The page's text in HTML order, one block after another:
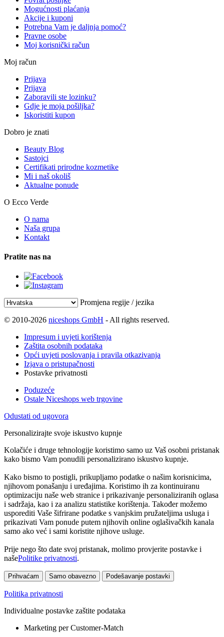
Mogućnosti plaćanja
Akcije i kuponi
Potrebna Vam je daljnja pomoć?
Pravne osobe
Moj korisnički račun
Moj račun
Prijava
Prijava
Zaboravili ste lozinku?
Gdje je moja pošiljka?
Iskoristiti kupon
Dobro je znati
Beauty Blog
Sastojci
Certifikati prirodne kozmetike
Mi i naš okoliš
Aktualne ponude
O Ecco Verde
O nama
Naša grupa
Kontakt
Pratite nas na
Promjena regije / jezika
© 2010-2026 niceshops GmbH - All rights reserved.
Impresum i uvjeti korištenja
Zaštita osobnih podataka
Opći uvjeti poslovanja i pravila otkazivanja
Izjava o pristupačnosti
Postavke privatnosti
Poduzeće
Ostale Niceshops web trgovine
Odustati od ugovora
Personalizirajte svoje iskustvo kupnje
Kolačiće i druge tehnologije koristimo samo uz Vaš osobni pristanak
kako bismo Vam ponudili personalizirano iskustvo kupnje.
Kako bismo to postigli, prikupljamo podatke o našim korisnicima,
njihovom ponašanju i uređajima. Koristimo ih za kontinuiranu
optimizaciju naše web stranice i prikazivanje personaliziranih oglasa
i sadržaja, kao i za analizu statistike korištenja. Također možemo
usporediti Vaše šifrirane podatke s vanjskim pružateljima usluga i
prikazivati Vam ponude putem njihovih online oglašivačkih kanala
samo ako već i sami koristite njihove usluge.
Prije nego što date svoj pristanak, molimo provjerite postavke i
našePolitike privatnosti.
Prihvaćam Samo obavezno Podešavanje postavki
Politika privatnosti
Individualne postavke zaštite podataka
Marketing per Customer-Match